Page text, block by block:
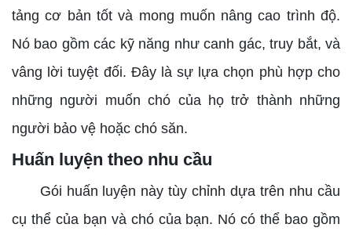
tảng cơ bản tốt và mong muốn nâng cao trình độ.
Nó bao gồm các kỹ năng như canh gác, truy bắt, và
vâng lời tuyệt đối. Đây là sự lựa chọn phù hợp cho
những người muốn chó của họ trở thành những
người bảo vệ hoặc chó săn.
Huấn luyện theo nhu cầu
Gói huấn luyện này tùy chỉnh dựa trên nhu cầu
cụ thể của bạn và chó của bạn. Nó có thể bao gồm